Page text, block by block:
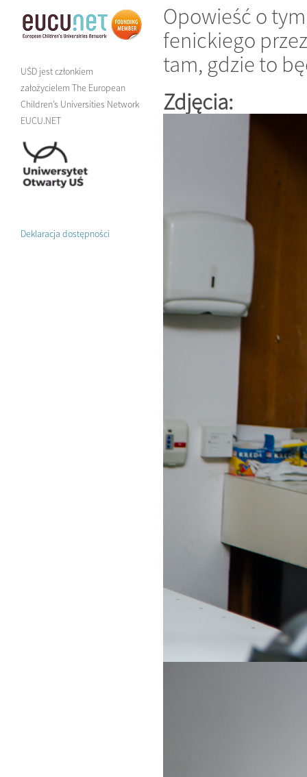
UŚD jest członkiem
założycielem The European
Children’s Universities Network
EUCU.NET
Deklaracja dostępności
Opowieść o
fenickiego
tam, gdzie to
Zdjęcia: